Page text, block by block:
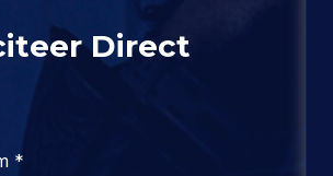
Direct
*